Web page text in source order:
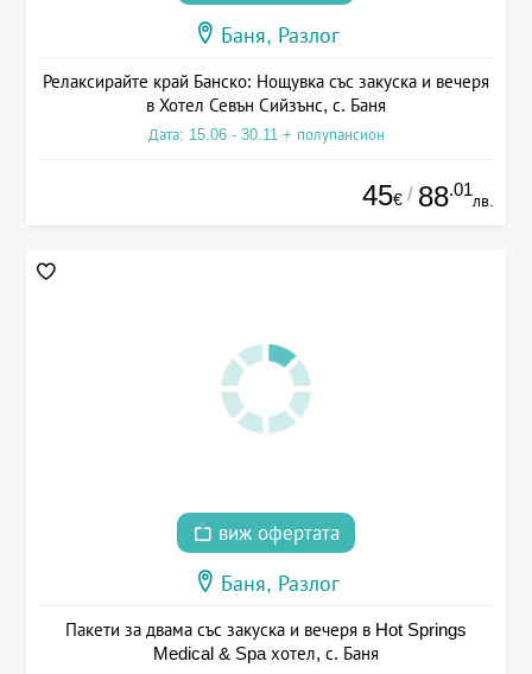
Баня, Разлог
Релаксирайте край Банско: Нощувка със закуска и вечеря
в Хотел Севън Сийзънс, с. Баня
Дата: 15.06 - 30.11 + полупансион
45€ / 88.01
лв.
виж офертата
Баня, Разлог
Пакети за двама със закуска и вечеря в Hot Springs
Medical & Spa хотел, с. Баня